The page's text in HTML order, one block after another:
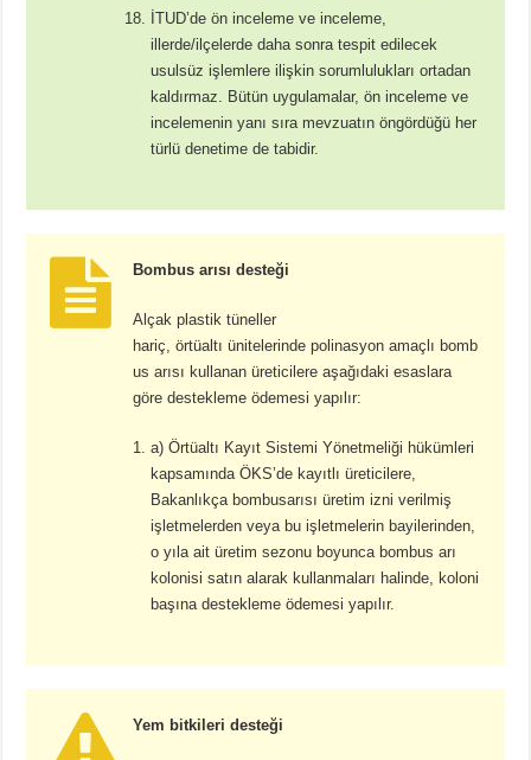
İTUD’de ön inceleme ve inceleme,
illerde/ilçelerde daha sonra tespit edilecek
usulsüz işlemlere ilişkin sorumlulukları ortadan
kaldırmaz. Bütün uygulamalar, ön inceleme ve
incelemenin yanı sıra mevzuatın öngördüğü her
türlü denetime de tabidir.
Bombus arısı desteği
Alçak plastik tüneller
hariç, örtüaltı ünitelerinde polinasyon amaçlı bomb
us arısı kullanan üreticilere aşağıdaki esaslara
göre destekleme ödemesi yapılır:
a) Örtüaltı Kayıt Sistemi Yönetmeliği hükümleri
kapsamında ÖKS’de kayıtlı üreticilere,
Bakanlıkça bombusarısı üretim izni verilmiş
işletmelerden veya bu işletmelerin bayilerinden,
o yıla ait üretim sezonu boyunca bombus arı
kolonisi satın alarak kullanmaları halinde, koloni
başına destekleme ödemesi yapılır.
Yem bitkileri desteği